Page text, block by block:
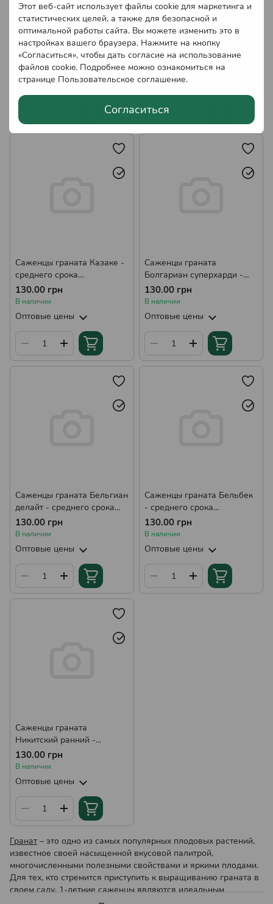
Этот веб-сайт использует файлы cookie для маркетинга и
статистических целей, а также для безопасной и
оптимальной работы сайта. Вы можете изменить это в
настройках вашего браузера. Нажмите на кнопку
«Согласиться», чтобы дать согласие на использование
файлов cookie. Подробнее можно ознакомиться на
странице Пользовательское соглашение.
Согласиться
Саженцы Граната
комнатного Карфаген
(однолетний)
130.00 грн
В наличии
Оптовые цены
Саженцы граната Лод-
Жуар (однолетний)
125.00 грн
В наличии
Оптовые цены
Саженцы граната Казаке -
среднего срока
созревания,
крупноплодный,
самоплодный Р9
130.00 грн
В наличии
Оптовые цены
Саженцы граната
Болгариан суперхарди -
среднего срока
созревания,
крупноплодный,
морозостойкий Р9
130.00 грн
В наличии
Оптовые цены
Саженцы граната Бельгиан
делайт - среднего срока
созревания,
крупноплодный, сладкий Р9
130.00 грн
В наличии
Оптовые цены
Саженцы граната Бельбек
- среднего срока
созревания,
крупноплодный, сладкий Р9
130.00 грн
В наличии
Оптовые цены
Саженцы граната
Никитский ранний -
раннего срока созревания,
неприхотливый,
морозостойкий Р9
130.00 грн
В наличии
Оптовые цены
Гранат – это одно из самых популярных плодовых растений,
известное своей насыщенной вкусовой палитрой,
многочисленными полезными свойствами и яркими плодами.
Для тех, кто стремится приступить к выращиванию граната в
своем саду, 1-летние саженцы являются идеальным